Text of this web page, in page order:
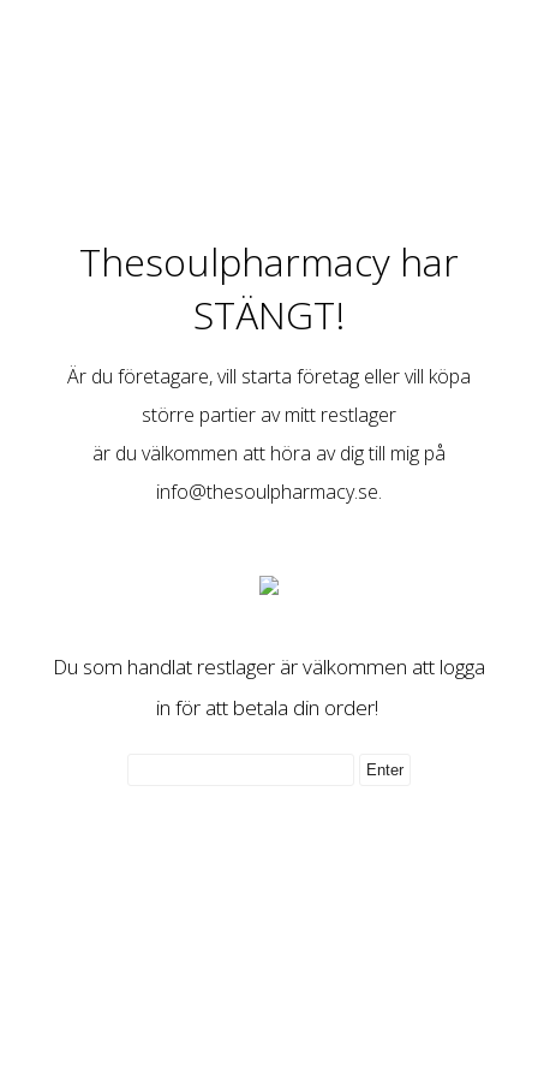
Thesoulpharmacy har
STÄNGT!
Är du företagare, vill starta företag eller vill köpa
större partier av mitt restlager
är du välkommen att höra av dig till mig på
info@thesoulpharmacy.se.
Du som handlat restlager är välkommen att logga
in för att betala din order!